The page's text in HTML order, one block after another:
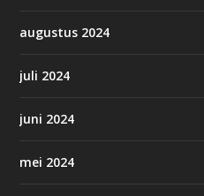
augustus 2024
juli 2024
juni 2024
mei 2024